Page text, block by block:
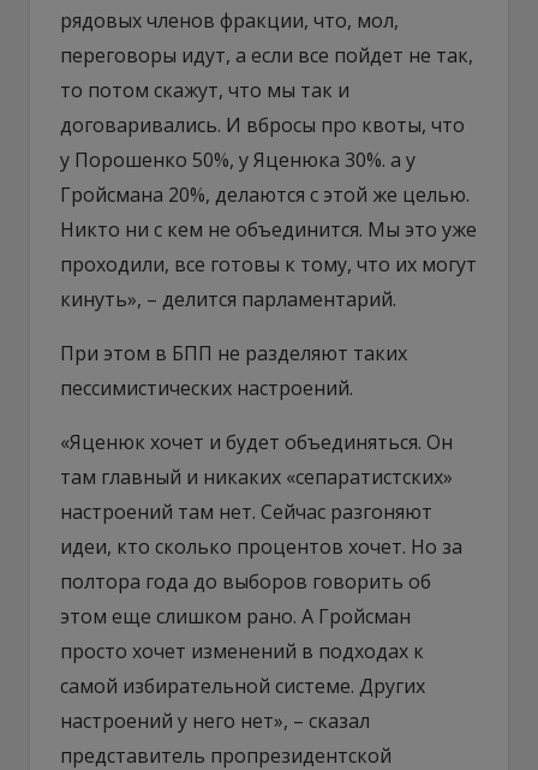
рядовых членов фракции, что, мол,
переговоры идут, а если все пойдет не так,
то потом скажут, что мы так и
договаривались. И вбросы про квоты, что
у Порошенко 50%, у Яценюка 30%. а у
Гройсмана 20%, делаются с этой же целью.
Никто ни с кем не объединится. Мы это уже
проходили, все готовы к тому, что их могут
кинуть», – делится парламентарий.
При этом в БПП не разделяют таких
пессимистических настроений.
«Яценюк хочет и будет объединяться. Он
там главный и никаких «сепаратистских»
настроений там нет. Сейчас разгоняют
идеи, кто сколько процентов хочет. Но за
полтора года до выборов говорить об
этом еще слишком рано. А Гройсман
просто хочет изменений в подходах к
самой избирательной системе. Других
настроений у него нет», – сказал
представитель пропрезидентской